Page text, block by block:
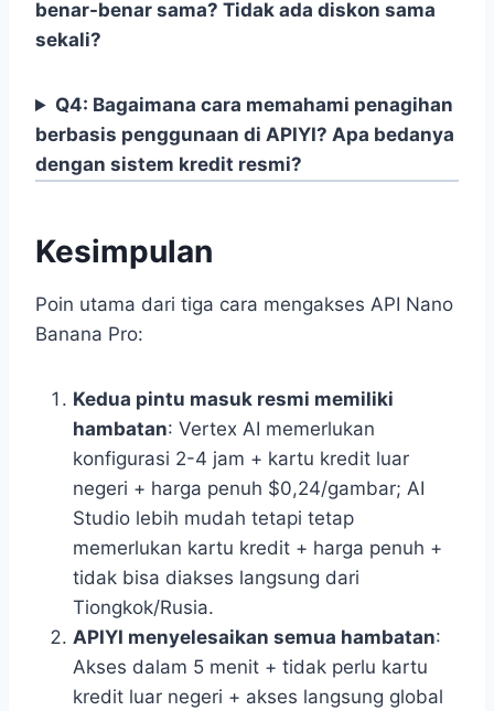
benar-benar sama? Tidak ada diskon sama
sekali?
Q4: Bagaimana cara memahami penagihan
berbasis penggunaan di APIYI? Apa bedanya
dengan sistem kredit resmi?
Kesimpulan
Poin utama dari tiga cara mengakses API Nano
Banana Pro:
Kedua pintu masuk resmi memiliki
hambatan: Vertex AI memerlukan
konfigurasi 2-4 jam + kartu kredit luar
negeri + harga penuh $0,24/gambar; AI
Studio lebih mudah tetapi tetap
memerlukan kartu kredit + harga penuh +
tidak bisa diakses langsung dari
Tiongkok/Rusia.
APIYI menyelesaikan semua hambatan:
Akses dalam 5 menit + tidak perlu kartu
kredit luar negeri + akses langsung global